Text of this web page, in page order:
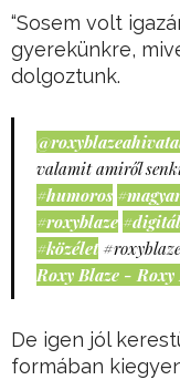
“Sosem volt
gyerekünkre,
dolgoztunk.
valamit amiről
#humoros
#roxyblaze
#közélet
Roxy Blaze - Roxy
De igen jól
formában